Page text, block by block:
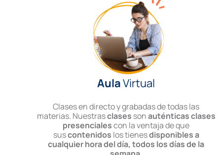
AulaVirtual
Clases en directo y grabadas de todas las
materias. Nuestrasclases sonauténticas clases
presencialescon la ventaja de que
suscontenidos los tienesdisponibles a
cualquier hora del día, todos los días de la